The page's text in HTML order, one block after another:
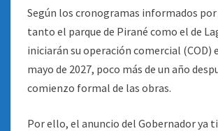
Según los cronogramas informados
tanto el parque de Pirané como el de
iniciarán su operación comercial (COD)
mayo de 2027, poco más de un año
comienzo formal de las obras.
Por ello, el anuncio del Gobernador ya